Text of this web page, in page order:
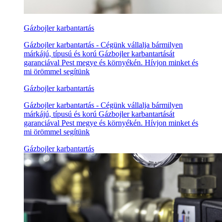
Gázbojler karbantartás
Gázbojler karbantartás - Cégünk vállalja bármilyen
márkájú, típusú és korú Gázbojler karbantartását
garanciával Pest megye és környékén. Hívjon minket és
mi örömmel segítünk
Gázbojler karbantartás
Gázbojler karbantartás - Cégünk vállalja bármilyen
márkájú, típusú és korú Gázbojler karbantartását
garanciával Pest megye és környékén. Hívjon minket és
mi örömmel segítünk
Gázbojler karbantartás